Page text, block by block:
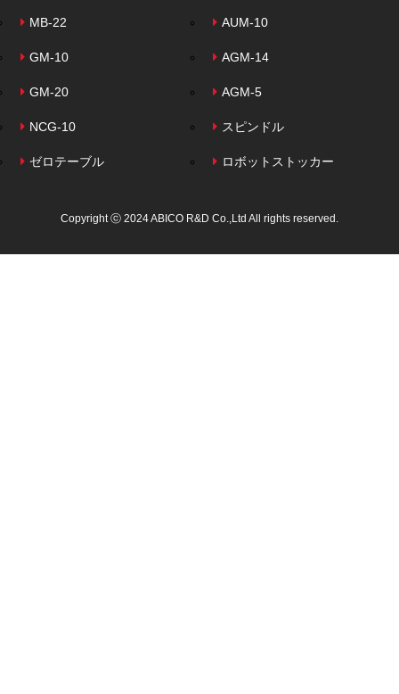
MB-22 AUM-10
GM-10 AGM-14
GM-20 AGM-5
NCG-10 スピンドル
ゼロテーブル ロボットストッカー
Copyright ⓒ 2024 ABICO R&D Co.,Ltd All rights reserved.